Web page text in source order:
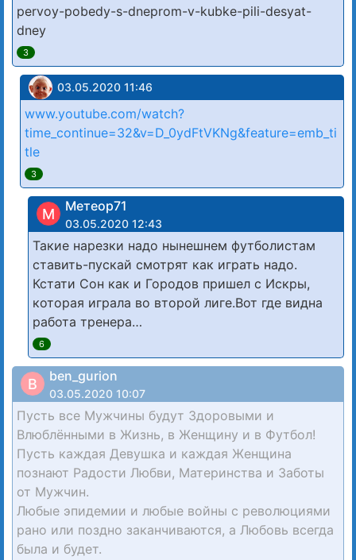
pervoy-pobedy-s-dneprom-v-kubke-pili-desyat-
dney
3
03.05.2020 11:46
www.youtube.com/watch?
time_continue=32&v=D_0ydFtVKNg&feature=emb_ti
tle
3
М Метеор71
03.05.2020 12:43
Такие нарезки надо нынешнем футболистам
ставить-пускай смотрят как играть надо.
Кстати Сон как и Городов пришел с Искры,
которая играла во второй лиге.Вот где видна
работа тренера…
6
B ben_gurion
03.05.2020 10:07
Пусть все Мужчины будут Здоровыми и
Влюблёнными в Жизнь, в Женщину и в Футбол!
Пусть каждая Девушка и каждая Женщина
познают Радости Любви, Материнства и Заботы
от Мужчин.
Любые эпидемии и любые войны с революциями
рано или поздно заканчиваются, а Любовь всегда
была и будет.